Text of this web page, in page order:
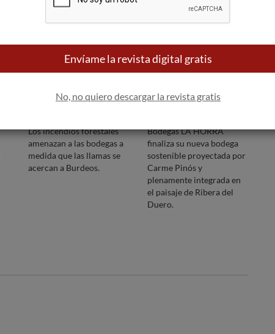
Los incendios forestales
amenazan a las bodegas a
medida que las llamas se
acercan a Burdeos.
Bodegas LA HORRA
finaliza su nueva bodega
sostenible proyectada por
Carme Pinós y
plenamente integrada en
el paisaje de Ribera del
Duero.
Envíame la revista digital gratis
No, no quiero descargar la revista gratis